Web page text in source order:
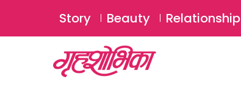
Story Beauty Relationship